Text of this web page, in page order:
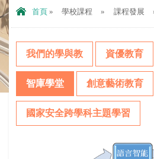
首頁 » 學校課程 » 課程發展
我們的學與教 資優教育
智庫學堂 創意藝術教育
國家安全跨學科主題學習